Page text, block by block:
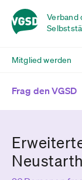
Verband
Mitglied werden
Frag den VGSD